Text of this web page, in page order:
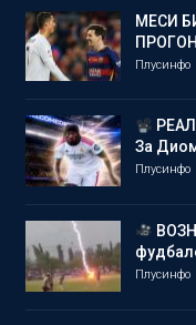
МЕСИ
Плусинфо
За
Плусинфо
Плусинфо